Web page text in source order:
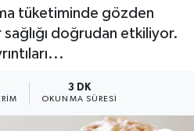
tüketiminde gözden
sağlığı doğrudan etkiliyor.
3 DK
OKUNMA SÜRESI